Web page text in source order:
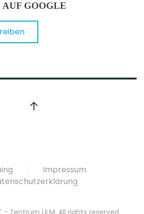
AUF GOOGLE
Impressum
- Zentrum ULM. All rights reserved.